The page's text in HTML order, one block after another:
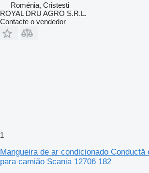
Roménia, Cristesti
ROYAL DRU AGRO S.R.L.
Contacte o vendedor
1
Mangueira de ar condicionado Conductă
para camião Scania 12706 182